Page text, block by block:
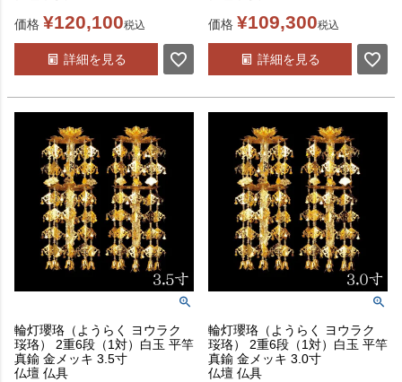
価格 ¥120,100税込
詳細を見る
価格 ¥109,300税込
詳細を見る
輪灯瓔珞（ようらく ヨウラク
珱珞） 2重6段（1対）白玉 平竿
真鍮 金メッキ 3.5寸
仏壇 仏具
輪灯瓔珞（ようらく ヨウラク
珱珞） 2重6段（1対）白玉 平竿
真鍮 金メッキ 3.0寸
仏壇 仏具